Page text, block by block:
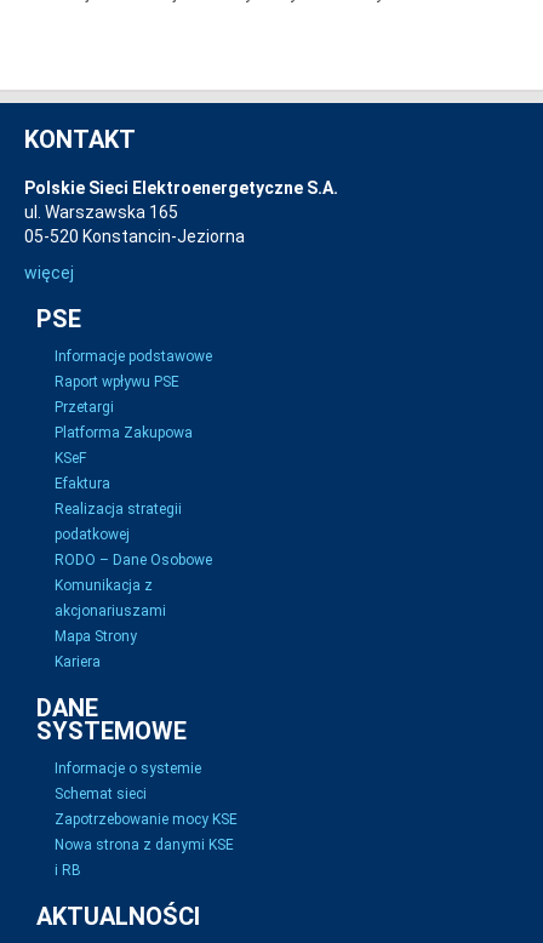
KONTAKT
Polskie Sieci Elektroenergetyczne S.A.
ul. Warszawska 165
05-520 Konstancin-Jeziorna
więcej
PSE
Informacje podstawowe
Raport wpływu PSE
Przetargi
Platforma Zakupowa
KSeF
Efaktura
Realizacja strategii
podatkowej
RODO – Dane Osobowe
Komunikacja z
akcjonariuszami
Mapa Strony
Kariera
DANE
SYSTEMOWE
Informacje o systemie
Schemat sieci
Zapotrzebowanie mocy KSE
Nowa strona z danymi KSE
i RB
AKTUALNOŚCI